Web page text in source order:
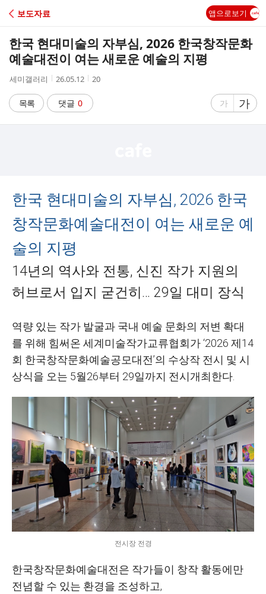
C
A
보도자료 앱으로보기
한국 현대미술의 자부심, 2026 한국창작문화
예술대전이 여는 새로운 예술의 지평
작
자
세미갤러리
작
시
간
26.05.12
조
수
20
목록 댓글 0
글
게
가
글
자
게
가
한국 현대미술의 자부심, 2026 한국
창작문화예술대전이 여는 새로운 예
술의 지평
14년의 역사와 전통, 신진 작가 지원의
허브로서 입지 굳건히… 29일 대미 장식
역량 있는 작가 발굴과 국내 예술 문화의 저변 확대
를 위해 힘써온 세계미술작가교류협회가‘2026 제14
회 한국창작문화예술공모대전’의 수상작 전시 및 시
상식을 오는 5월26부터 29일까지 전시개최한다
전시장 전경
한국창작문화예술대전은 작가들이 창작 활동에만
전념할 수 있는 환경을 조성하고,